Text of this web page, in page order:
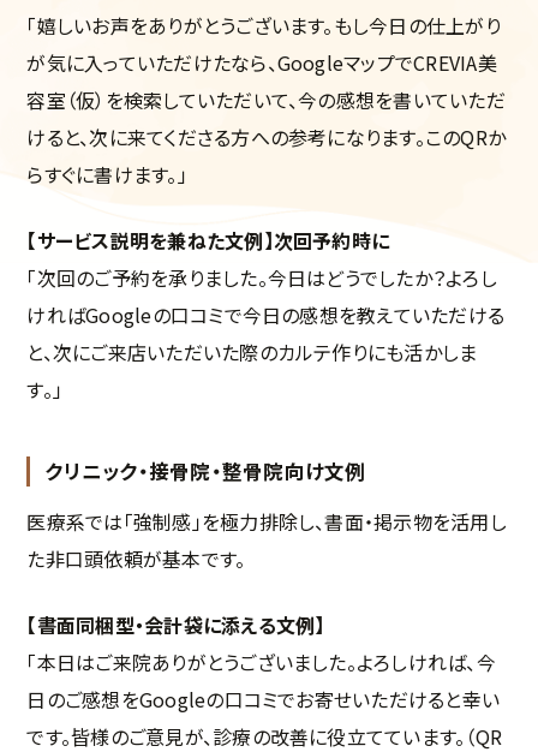
「嬉しいお声をありがとうございます。もし今日の仕上がり
が気に入っていただけたなら、GoogleマップでCREVIA美
容室（仮）を検索していただいて、今の感想を書いていただ
けると、次に来てくださる方への参考になります。このQRか
らすぐに書けます。」
【サービス説明を兼ねた文例】次回予約時に
「次回のご予約を承りました。今日はどうでしたか？よろし
ければGoogleの口コミで今日の感想を教えていただける
と、次にご来店いただいた際のカルテ作りにも活かしま
す。」
クリニック・接骨院・整骨院向け文例
医療系では「強制感」を極力排除し、書面・掲示物を活用し
た非口頭依頼が基本です。
【書面同梱型・会計袋に添える文例】
「本日はご来院ありがとうございました。よろしければ、今
日のご感想をGoogleの口コミでお寄せいただけると幸い
です。皆様のご意見が、診療の改善に役立てています。（QR